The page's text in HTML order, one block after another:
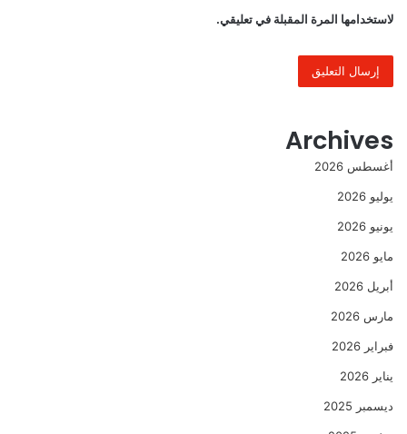
لاستخدامها المرة المقبلة في تعليقي.
Archives
أغسطس 2026
يوليو 2026
يونيو 2026
مايو 2026
أبريل 2026
مارس 2026
فبراير 2026
يناير 2026
ديسمبر 2025